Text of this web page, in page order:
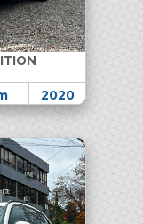
2020